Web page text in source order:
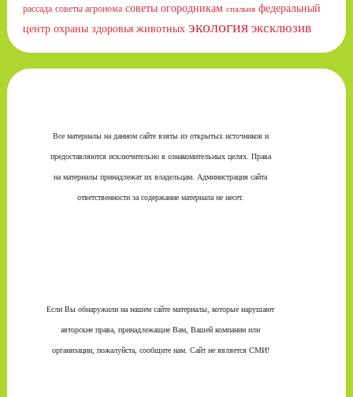
рассада советы агронома советы огородникам спальня федеральный
центр охраны здоровья животных экология эксклюзив
Все материалы на данном сайте взяты из открытых источников и
предоставляются исключительно в ознакомительных целях. Права
на материалы принадлежат их владельцам. Администрация сайта
ответственности за содержание материала не несет.
Если Вы обнаружили на нашем сайте материалы, которые нарушают
авторские права, принадлежащие Вам, Вашей компании или
организации, пожалуйста, сообщите нам. Сайт не является СМИ!